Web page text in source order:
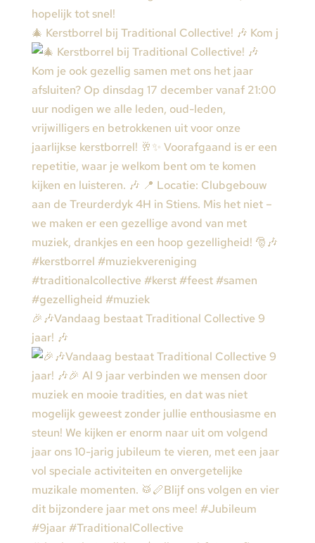
🎄 Kerstborrel bij Traditional Collective! 🎶 Kom j
🎉🎶Vandaag bestaat Traditional Collective 9
jaar! 🎶